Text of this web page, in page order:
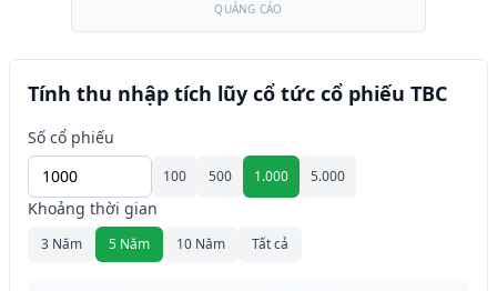
QUẢNG CÁO
Tính thu nhập tích lũy cổ tức cổ phiếu TBC
Số cổ phiếu
100 500 1.000 5.000
Khoảng thời gian
3 Năm 5 Năm 10 Năm Tất cả